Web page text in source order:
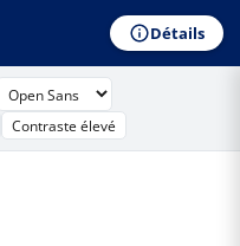
Détails
Contraste élevé